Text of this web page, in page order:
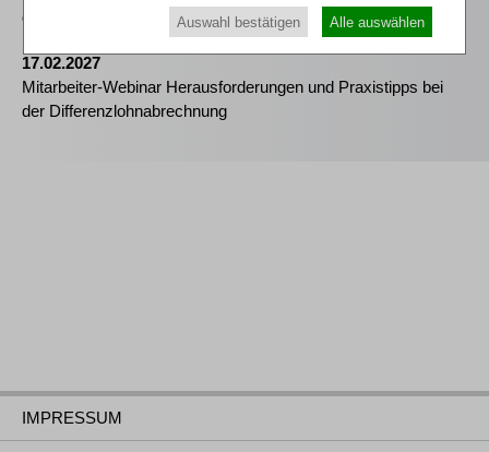
der Differenzlohnabrechnung
17.02.2027
Mitarbeiter-Webinar Herausforderungen und Praxistipps bei
der Differenzlohnabrechnung
IMPRESSUM
Auswahl bestätigen Alle auswählen